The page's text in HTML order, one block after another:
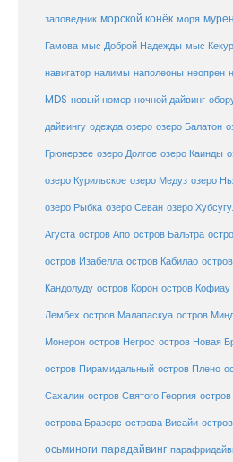
заповедник морской конёк моря
Гамова мыс Доброй Надежды мыс
навигатор налимы наполеоны неопрен
MDS новый номер ночной дайвинг
дайвингу одежда озеро озеро Балатон
Грюнерзее озеро Долгое озеро Каинды
озеро Курильское озеро Медуз озеро
озеро Рыбка озеро Севан озеро
Агуста остров Апо остров Бальтра
остров Изабелла остров Кабилао
Кандолуду остров Корон остров Кофиау
Лембех остров Малапаскуа остров
Монерон остров Негрос остров Новая
остров Пирамидальный остров Плено
Сахалин остров Святого Георгия
острова Бразерс острова Висайи
осьминоги парадайвинг